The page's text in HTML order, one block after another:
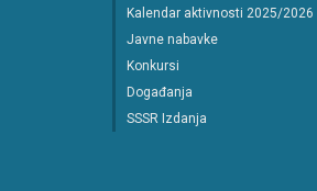
Kalendar aktivnosti 2025/2026
Javne nabavke
Konkursi
Događanja
SSSR Izdanja